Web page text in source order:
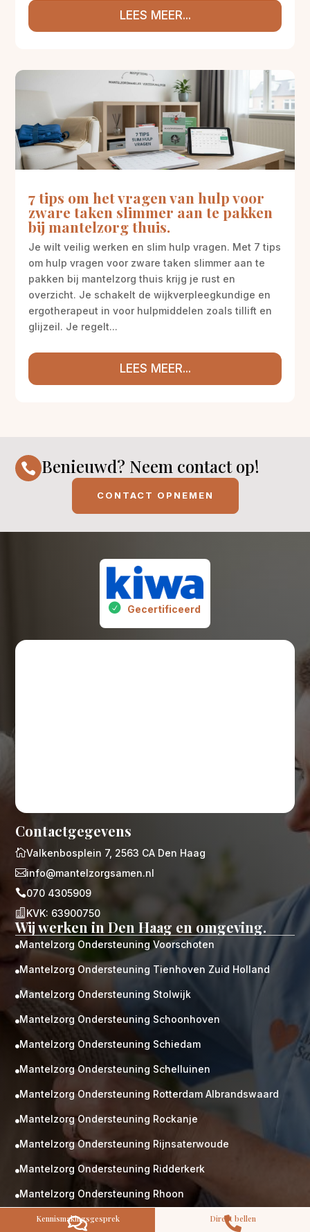
LEES MEER...
7 tips om het vragen van hulp voor
zware taken slimmer aan te pakken
bij mantelzorg thuis.
Je wilt veilig werken en slim hulp vragen. Met 7 tips
om hulp vragen voor zware taken slimmer aan te
pakken bij mantelzorg thuis krijg je rust en
overzicht. Je schakelt de wijkverpleegkundige en
ergotherapeut in voor hulpmiddelen zoals tillift en
glijzeil. Je regelt...
LEES MEER...
 Benieuwd? Neem contact op!
CONTACT OPNEMEN
Gecertificeerd
kennismaking?
Neem vrijblijvend contact op!
Zorg op maat
Persoonlijke zorgplan
Geen lange wachtlijsten
Altijd vertrouwde gezichten
Hoog gekwalificeerd
Kennismakingsgesprek
Contact opnemen
Contactgegevens
Valkenbosplein 7, 2563 CA Den Haag
info@mantelzorgsamen.nl
070 4305909
 KVK: 63900750
Wij werken in Den Haag en omgeving.
 Mantelzorg Ondersteuning Voorschoten
 Mantelzorg Ondersteuning Tienhoven Zuid Holland
 Mantelzorg Ondersteuning Stolwijk
 Mantelzorg Ondersteuning Schoonhoven
 Mantelzorg Ondersteuning Schiedam
 Mantelzorg Ondersteuning Schelluinen
 Mantelzorg Ondersteuning Rotterdam Albrandswaard
 Mantelzorg Ondersteuning Rockanje
 Mantelzorg Ondersteuning Rijnsaterwoude
 Mantelzorg Ondersteuning Ridderkerk
 Mantelzorg Ondersteuning Rhoon
Mantelzorg Ondersteuning Poeldijk

Kennismakingsgesprek 
Direct bellen